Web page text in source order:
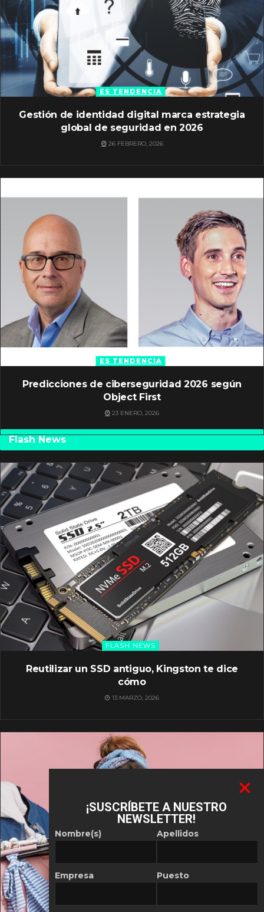
ES TENDENCIA
Gestión de identidad digital marca estrategia
global de seguridad en 2026
26 FEBRERO, 2026
ES TENDENCIA
Predicciones de ciberseguridad 2026 según
Object First
23 ENERO, 2026
Flash News
FLASH NEWS
Reutilizar un SSD antiguo, Kingston te dice
cómo
13 MARZO, 2026
¡SUSCRÍBETE A NUESTRO
NEWSLETTER!
Nombre(s)
Empresa
Apellidos
Puesto